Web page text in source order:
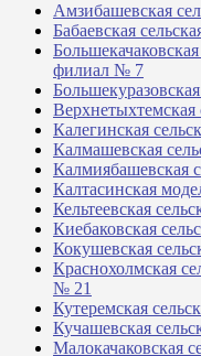
Амзибашевская
Бабаевская
филиал № 7
Калегинская
Калмашевская
Калмиябашевская
Калтасинская
Кельтеевская
Киебаковская
Кокушевская
Краснохолмская
№ 21
Кутеремская
Кучашевская
Малокачаковская